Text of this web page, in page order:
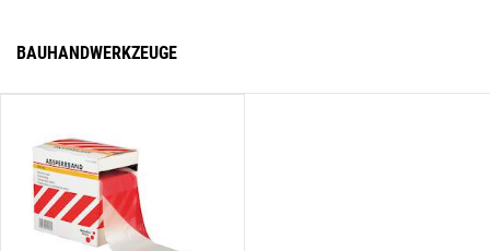
BAUHANDWERKZEUGE